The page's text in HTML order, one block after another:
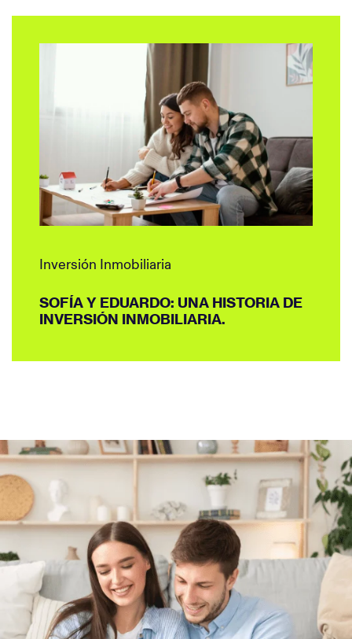
Inversión Inmobiliaria
SOFÍA Y EDUARDO: UNA HISTORIA DE
INVERSIÓN INMOBILIARIA.